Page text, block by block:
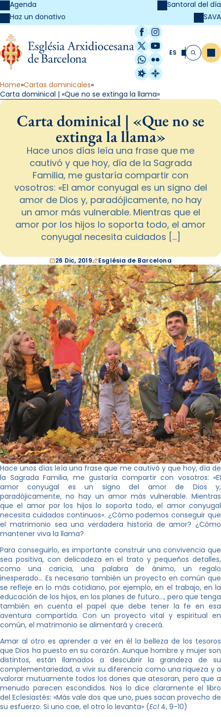
Agenda
Haz un donativo
Santoral del día
SAVA
Facebook
Instagram
X / Twitter
YouTube
WhatsApp
Flickr
Radio Estel
Catalunya
ES Buscar
Home Cartas dominicales
Carta dominical | «Que no se extinga la llama»
Carta dominical | «Que no se
extinga la llama»
Hace unos días leía una frase que me
cautivó y que hoy, día de la Sagrada
Familia, me gustaría compartir con
vosotros: «El amor conyugal es un signo del
amor de Dios y, paradójicamente, no hay
un amor más vulnerable. Mientras que el
amor por los hijos lo soporta todo, el amor
conyugal necesita cuidados […]
26 Dic, 2019 Església de Barcelona
Hace unos días leía una frase que me cautivó y que hoy, día de
la Sagrada Familia, me gustaría compartir con vosotros: «El
amor conyugal es un signo del amor de Dios y,
paradójicamente, no hay un amor más vulnerable. Mientras
que el amor por los hijos lo soporta todo, el amor conyugal
necesita cuidados continuos». ¿Cómo podemos conseguir que
el matrimonio sea una verdadera historia de amor? ¿Cómo
mantener viva la llama?
Para conseguirlo, es importante construir una convivencia que
sea positiva, con delicadeza en el trato y pequeños detalles,
como una caricia, una palabra de ánimo, un regalo
inesperado… Es necesario también un proyecto en común que
se refleje en lo más cotidiano, por ejemplo, en el trabajo, en la
educación de los hijos, en los planes de futuro…, pero que tenga
también en cuenta el papel que debe tener la fe en esa
aventura compartida. Con un proyecto vital y espiritual en
común, el matrimonio se alimentará y crecerá.
Amar al otro es aprender a ver en él la belleza de los tesoros
que Dios ha puesto en su corazón. Aunque hombre y mujer son
distintos, están llamados a descubrir la grandeza de su
complementariedad, a vivir su diferencia como una riqueza y a
valorar mutuamente todos los dones que atesoran, pero que a
menudo parecen escondidos. Nos lo dice claramente el libro
del Eclesiastés: «Más vale dos que uno, pues sacan provecho de
su esfuerzo. Si uno cae, el otro lo levanta» (Ecl4, 9-10)